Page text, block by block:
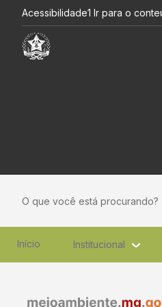
Pular para o Conteúdo principal
“Diálogos com
Acessibilidade1 Ir para o
O que você está procurando?
Início Institucional